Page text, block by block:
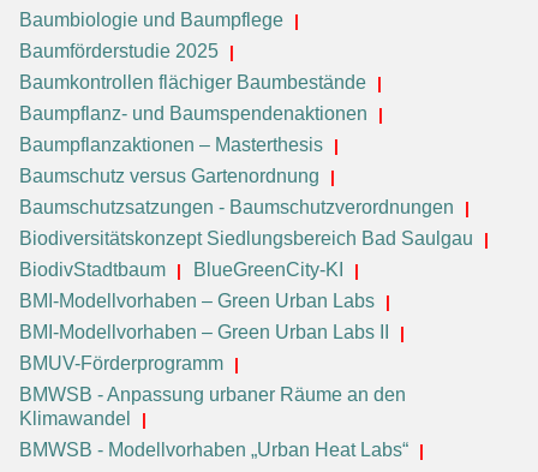
Baumbiologie und Baumpflege
Baumförderstudie 2025
Baumkontrollen flächiger Baumbestände
Baumpflanz- und Baumspendenaktionen
Baumpflanzaktionen – Masterthesis
Baumschutz versus Gartenordnung
Baumschutzsatzungen - Baumschutzverordnungen
Biodiversitätskonzept Siedlungsbereich Bad Saulgau
BiodivStadtbaum
BlueGreenCity-KI
BMI-Modellvorhaben – Green Urban Labs
BMI-Modellvorhaben – Green Urban Labs II
BMUV-Förderprogramm
BMWSB - Anpassung urbaner Räume an den
Klimawandel
BMWSB - Modellvorhaben „Urban Heat Labs“